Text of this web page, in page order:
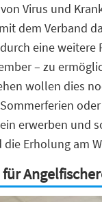
Virus und
dem Verband
eine weitere
– zu
wollen dies
erwerben und
Erholung am